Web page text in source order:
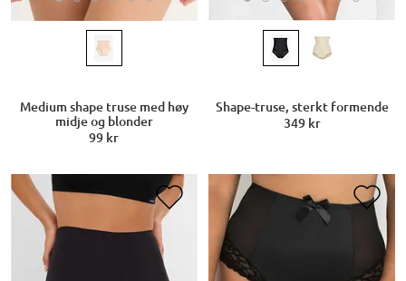
Medium shape truse med høy
midje og blonder
99 kr
Shape-truse, sterkt formende
349 kr